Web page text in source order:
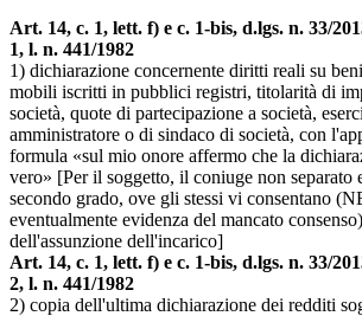
Art. 14, c. 1, lett. f) e c. 1-bis, d.lgs. n. 33/
1, l. n. 441/1982
1) dichiarazione concernente diritti reali su
mobili iscritti in pubblici registri, titolarità di
società, quote di partecipazione a società,
amministratore o di sindaco di società, con
formula «sul mio onore affermo che la
vero» [Per il soggetto, il coniuge non separato
secondo grado, ove gli stessi vi consentano
eventualmente evidenza del mancato
dell'assunzione dell'incarico]
Art. 14, c. 1, lett. f) e c. 1-bis, d.lgs. n. 33/
2, l. n. 441/1982
2) copia dell'ultima dichiarazione dei redditi